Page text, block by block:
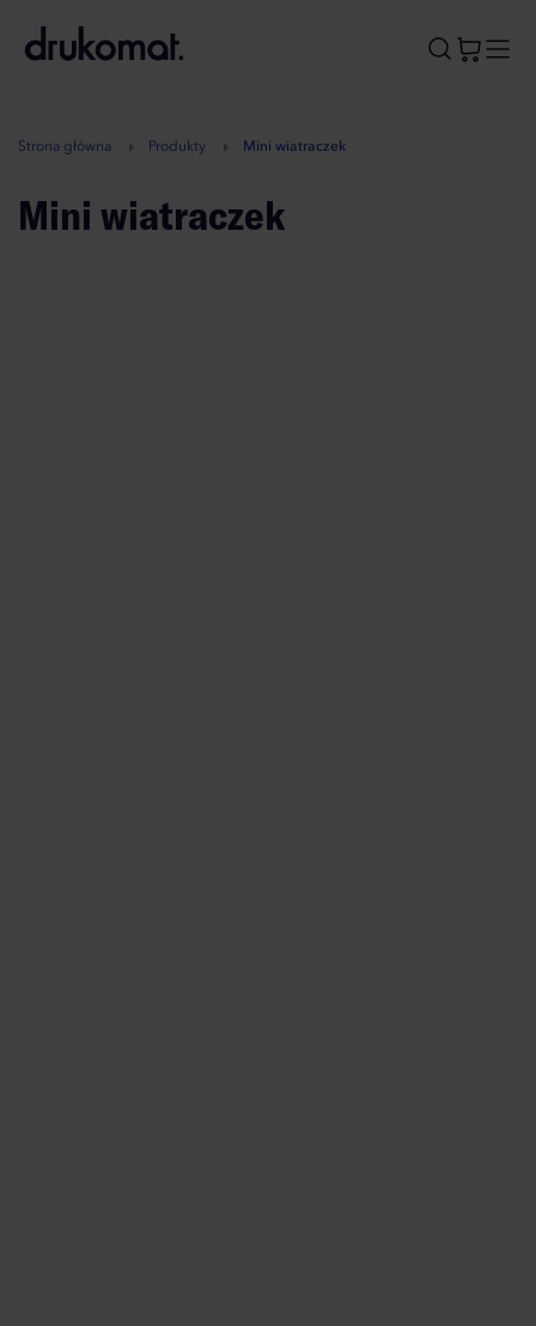
A
Strona główna Produkty Mini wiatraczek
Mini wiatraczek